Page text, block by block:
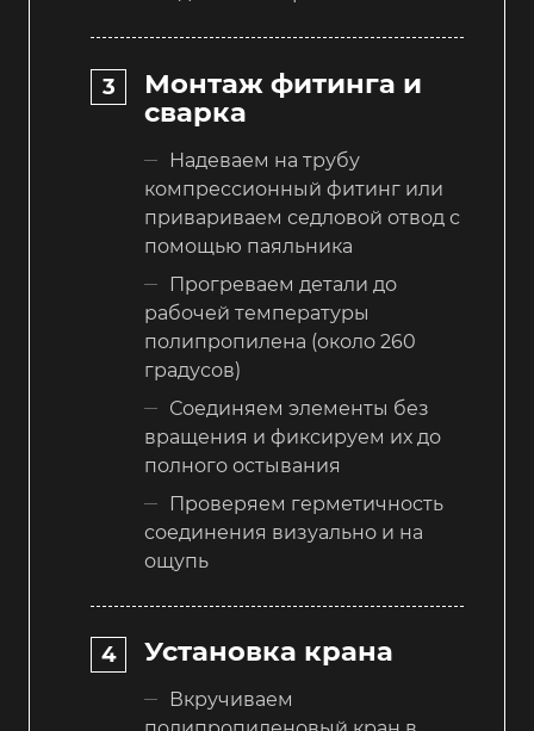
Монтаж фитинга и
сварка
Надеваем на трубу
компрессионный фитинг или
привариваем седловой отвод с
помощью паяльника
Прогреваем детали до
рабочей температуры
полипропилена (около 260
градусов)
Соединяем элементы без
вращения и фиксируем их до
полного остывания
Проверяем герметичность
соединения визуально и на
ощупь
Установка крана
Вкручиваем